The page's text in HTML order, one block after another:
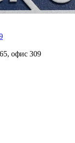
офис 309